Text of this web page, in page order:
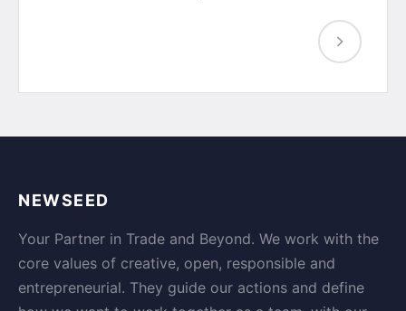
NEWSEED
Your Partner in Trade and Beyond. We work with the
core values of creative, open, responsible and
entrepreneurial. They guide our actions and define